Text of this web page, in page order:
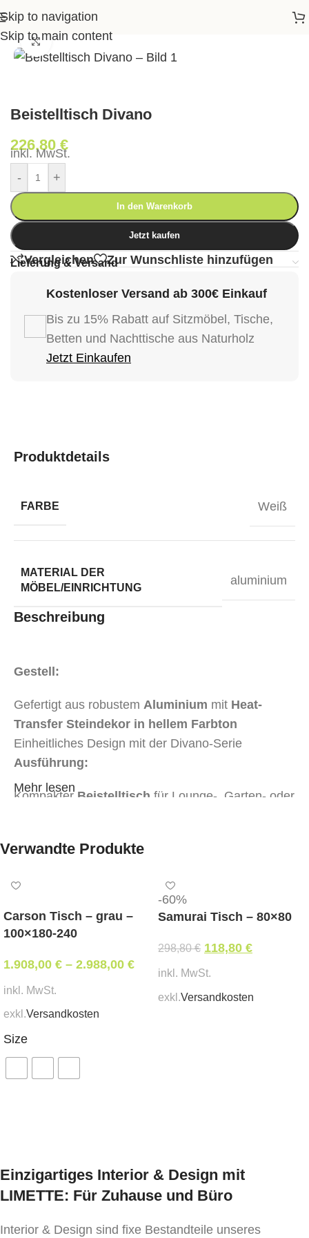
Skip to navigation
Skip to main content
Shop >Garten>Gartentische
Klick zum Vergrößern
Beistelltisch Divano
226,80€
inkl. MwSt.
-
+
In den Warenkorb
Jetzt kaufen
Vergleichen Zur Wunschliste hinzufügen
Lieferung & Versand
Kostenloser Versand ab 300€ Einkauf
Bis zu 15% Rabatt auf Sitzmöbel, Tische,
Betten und Nachttische aus Naturholz
Jetzt Einkaufen
Produktdetails
FARBE Weiß
MATERIAL DER
MÖBEL/EINRICHTUNG
aluminium
Beschreibung
Gestell:
Gefertigt aus robustem Aluminium mit Heat-
Transfer Steindekor in hellem Farbton
Einheitliches Design mit der Divano-Serie
Ausführung:
Kompakter Beistelltisch für Lounge-, Garten- oder
Steindekor hell– harmonisches Gesamtbild
beständig
Farbvarianten:
Gestell & Platte: Steindekor hell (Alu Heat
Transfer)
Abmessungen:
1 Stk.
Mehr lesen
Verwandte Produkte
Carson Tisch – grau –
100×180-240
1.908,00 € – 2.988,00 €
inkl. MwSt.
exkl.Versandkosten
Size
-60%
Samurai Tisch – 80×80
298,80€ 118,80 €
inkl. MwSt.
exkl.Versandkosten
Einzigartiges Interior & Design mit
LIMETTE: Für Zuhause und Büro
Interior & Design sind fixe Bestandteile unseres